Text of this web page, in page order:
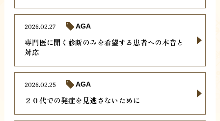
専門医に聞く診断のみを希望する患者への本音と
対応
2026.02.27 AGA
２０代での発症を見逃さないために
2026.02.25 AGA